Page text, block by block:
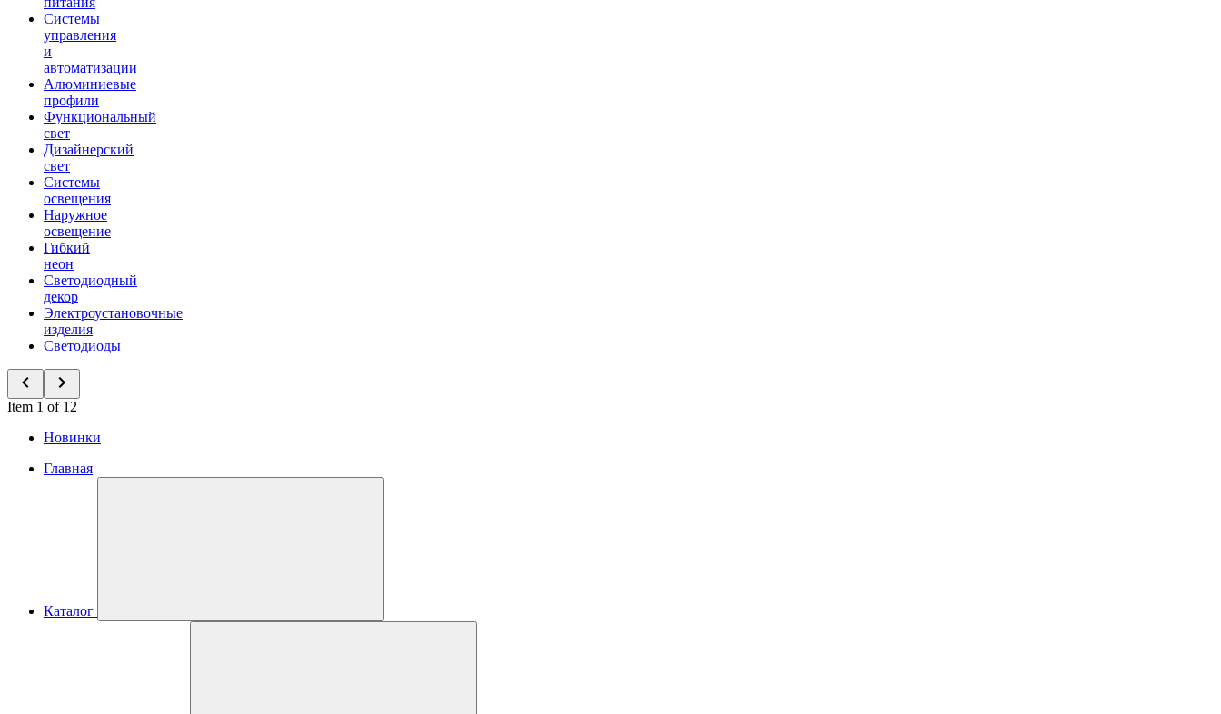
Системы
управления
и
автоматизации
Алюминиевые
профили
Функциональный
свет
Дизайнерский
свет
Системы
освещения
Наружное
освещение
Гибкий
неон
Светодиодный
декор
Электроустановочные
изделия
Светодиоды
Item 1 of 12
Новинки
Главная
Каталог